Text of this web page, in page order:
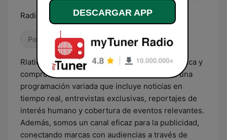
Radio En Vivo
Pop / Top 40 Hip Hop Dance / EDM
Rlatina Radio es una red de información dinámica y
comprometida con la actualidad. Ofrecemos una
programación variada que incluye noticias en
tiempo real, entrevistas exclusivas, reportajes de
interés humano y cobertura de eventos relevantes.
Además, somos un canal eficaz para la publicidad,
conectando marcas con audiencias a través de
DESCARGAR APP